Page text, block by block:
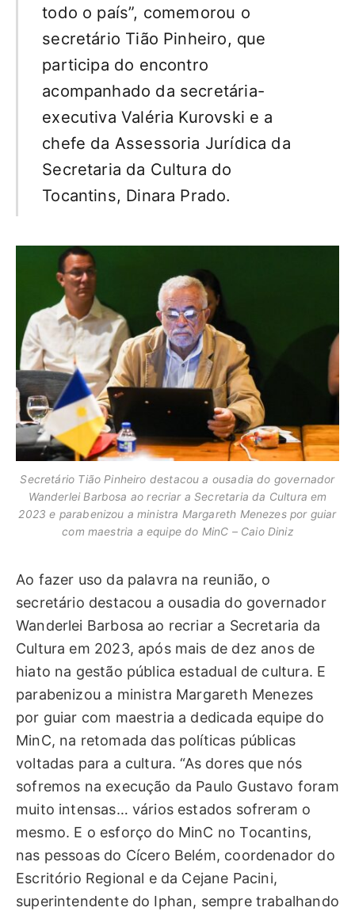
todo o país”, comemorou o
secretário Tião Pinheiro, que
participa do encontro
acompanhado da secretária-
executiva Valéria Kurovski e a
chefe da Assessoria Jurídica da
Secretaria da Cultura do
Tocantins, Dinara Prado.
Secretário Tião Pinheiro destacou a ousadia do governador
Wanderlei Barbosa ao recriar a Secretaria da Cultura em
2023 e parabenizou a ministra Margareth Menezes por guiar
com maestria a equipe do MinC – Caio Diniz
Ao fazer uso da palavra na reunião, o
secretário destacou a ousadia do governador
Wanderlei Barbosa ao recriar a Secretaria da
Cultura em 2023, após mais de dez anos de
hiato na gestão pública estadual de cultura. E
parabenizou a ministra Margareth Menezes
por guiar com maestria a dedicada equipe do
MinC, na retomada das políticas públicas
voltadas para a cultura. “As dores que nós
sofremos na execução da Paulo Gustavo foram
muito intensas… vários estados sofreram o
mesmo. E o esforço do MinC no Tocantins,
nas pessoas do Cícero Belém, coordenador do
Escritório Regional e da Cejane Pacini,
superintendente do Iphan, sempre trabalhando